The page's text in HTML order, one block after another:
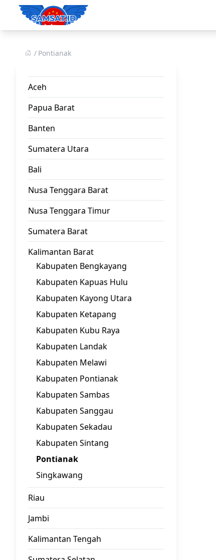
Pontianak
Aceh
Papua Barat
Banten
Sumatera Utara
Bali
Nusa Tenggara Barat
Nusa Tenggara Timur
Sumatera Barat
Kalimantan Barat
Kabupaten Bengkayang
Kabupaten Kapuas Hulu
Kabupaten Kayong Utara
Kabupaten Ketapang
Kabupaten Kubu Raya
Kabupaten Landak
Kabupaten Melawi
Kabupaten Pontianak
Kabupaten Sambas
Kabupaten Sanggau
Kabupaten Sekadau
Kabupaten Sintang
Pontianak
Singkawang
Riau
Jambi
Kalimantan Tengah